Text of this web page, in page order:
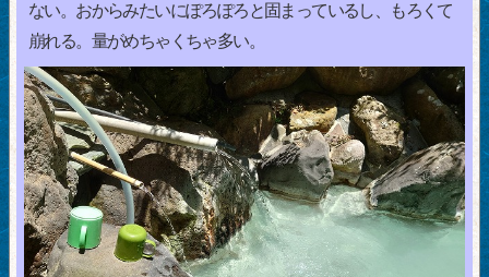
ない。おからみたいにぽろぽろと固まっているし、もろくて
崩れる。量がめちゃくちゃ多い。